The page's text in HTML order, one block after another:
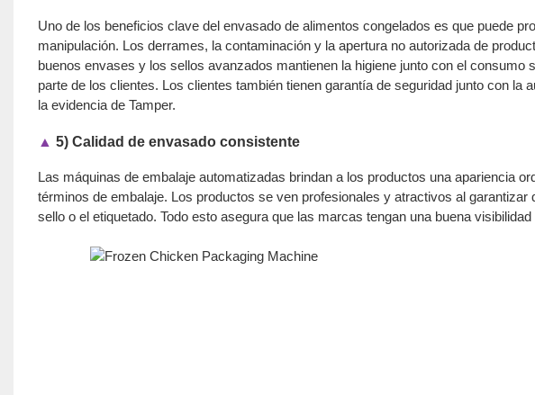
Uno de los beneficios clave del envasado de alimentos congelados es que puede
manipulación. Los derrames, la contaminación y la apertura no autorizada de
buenos envases y los sellos avanzados mantienen la higiene junto con el consumo
parte de los clientes. Los clientes también tienen garantía de seguridad junto con la
la evidencia de Tamper.
▲ 5) Calidad de envasado consistente
Las máquinas de embalaje automatizadas brindan a los productos una apariencia
términos de embalaje. Los productos se ven profesionales y atractivos al
sello o el etiquetado. Todo esto asegura que las marcas tengan una buena